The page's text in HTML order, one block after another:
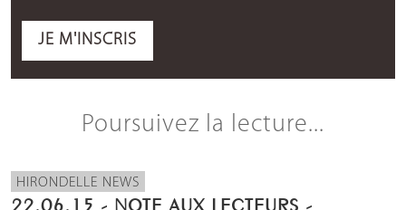
JE M'INSCRIS
Poursuivez la lecture...
HIRONDELLE NEWS
22.06.15 - NOTE AUX LECTEURS -